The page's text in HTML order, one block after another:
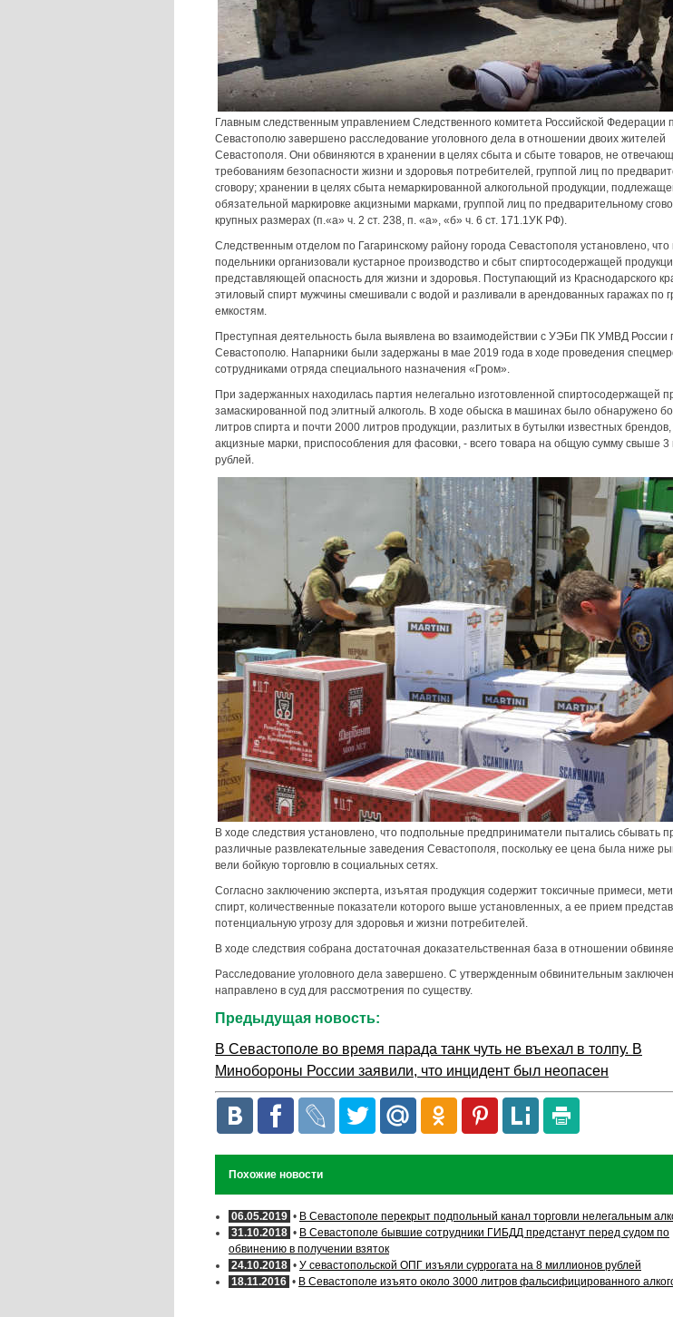
Главным следственным управлением Следственного комитета Российской Федерации
Севастополю завершено расследование уголовного дела в отношении двоих жителей
Севастополя. Они обвиняются в хранении в целях сбыта и сбыте товаров, не
требованиям безопасности жизни и здоровья потребителей, группой лиц по
сговору; хранении в целях сбыта немаркированной алкогольной продукции,
обязательной маркировке акцизными марками, группой лиц по предварительному
крупных размерах (п.«а» ч. 2 ст. 238, п. «а», «б» ч. 6 ст. 171.1УК РФ).
Следственным отделом по Гагаринскому району города Севастополя установлено, что
подельники организовали кустарное производство и сбыт спиртосодержащей
представляющей опасность для жизни и здоровья. Поступающий из Краснодарского
этиловый спирт мужчины смешивали с водой и разливали в арендованных гаражах по
емкостям.
Преступная деятельность была выявлена во взаимодействии с УЭБи ПК УМВД России
Севастополю. Напарники были задержаны в мае 2019 года в ходе проведения
сотрудниками отряда специального назначения «Гром».
При задержанных находилась партия нелегально изготовленной спиртосодержащей
замаскированной под элитный алкоголь. В ходе обыска в машинах было обнаружено
литров спирта и почти 2000 литров продукции, разлитых в бутылки известных брендов,
акцизные марки, приспособления для фасовки, - всего товара на общую сумму свыше 3
рублей.
В ходе следствия установлено, что подпольные предприниматели пытались сбывать
различные развлекательные заведения Севастополя, поскольку ее цена была ниже
вели бойкую торговлю в социальных сетях.
Согласно заключению эксперта, изъятая продукция содержит токсичные примеси,
спирт, количественные показатели которого выше установленных, а ее прием
потенциальную угрозу для здоровья и жизни потребителей.
В ходе следствия собрана достаточная доказательственная база в отношении
Расследование уголовного дела завершено. С утвержденным обвинительным
направлено в суд для рассмотрения по существу.
Предыдущая новость:
В Севастополе во время парада танк чуть не въехал в толпу. В
Минобороны России заявили, что инцидент был неопасен
Похожие новости
06.05.2019 • В Севастополе перекрыт подпольный канал торговли нелегальным
31.10.2018 • В Севастополе бывшие сотрудники ГИБДД предстанут перед судом по
обвинению в получении взяток
24.10.2018 • У севастопольской ОПГ изъяли суррогата на 8 миллионов рублей
18.11.2016 • В Севастополе изъято около 3000 литров фальсифицированного